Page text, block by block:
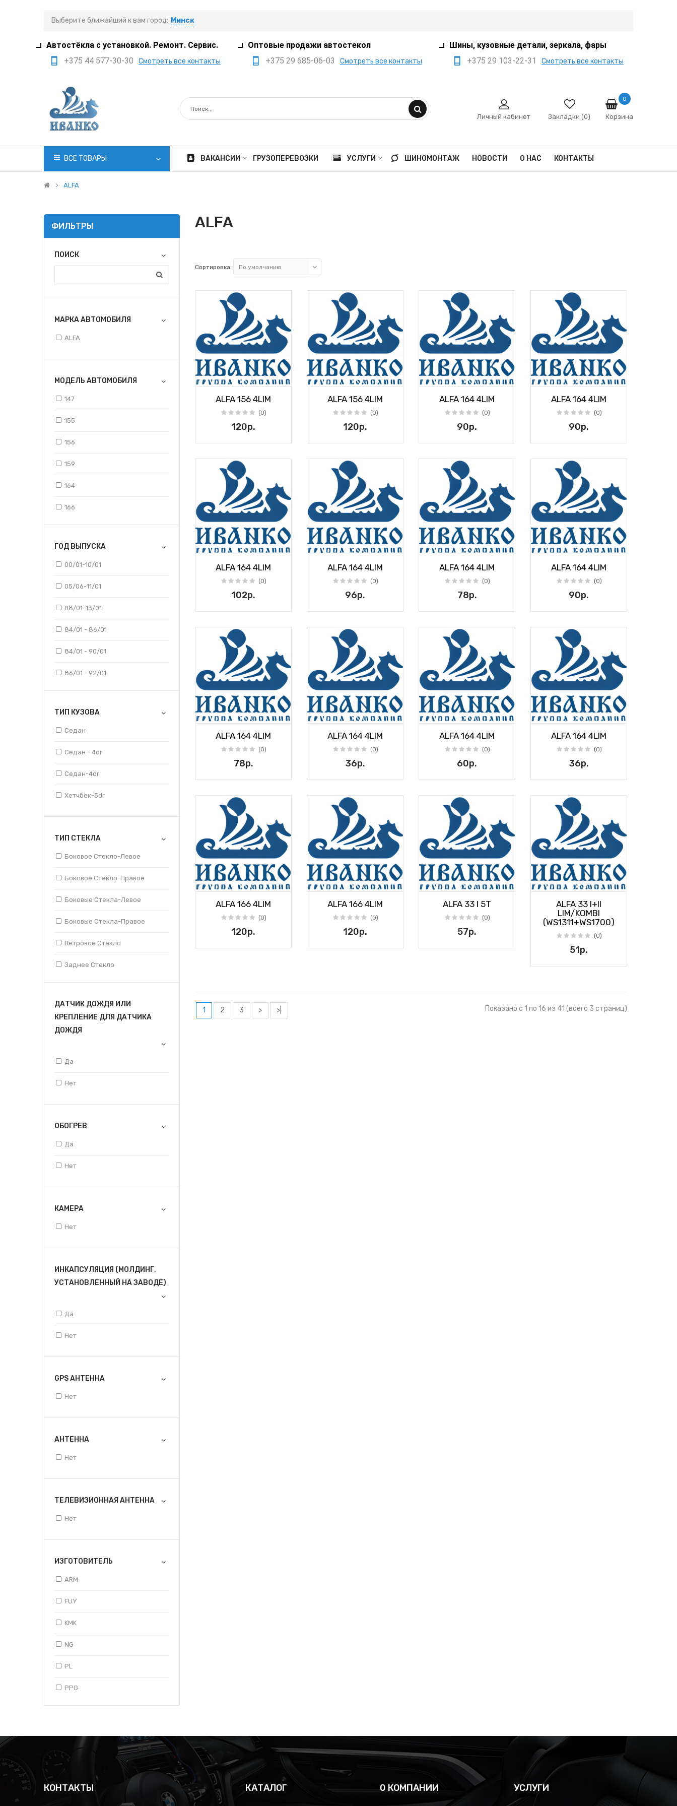
Выберите ближайший к вам город: Минск
Автостёкла с установкой. Ремонт. Сервис.
+375 44 577-30-30
Смотреть все контакты
+375 29 705-41-21
+375 17 397-05-85
office@ivanko.by
Минск, переулок
Промышленный,8/5
Вс. 8:30 - 18:00
Оптовые продажи автостекол
+375 29 685-06-03
Смотреть все контакты
+375 29 385-05-03
+375 29 559-41-21
Минск, переулок
Шины, кузовные детали, зеркала, фары
+375 29 103-22-31
Смотреть все контакты
+375 29 666-12-68
sale@ivanko.by
Промышленный,8/5
Личный кабинет Закладки (0) Корзина
0
ВСЕ ТОВАРЫ ВАКАНСИИ ГРУЗОПЕРЕВОЗКИ УСЛУГИ ШИНОМОНТАЖ НОВОСТИ О НАС КОНТАКТЫ
ALFA
ФИЛЬТРЫ
ПОИСК
МАРКА АВТОМОБИЛЯ
ALFA
МОДЕЛЬ АВТОМОБИЛЯ
147
155
156
159
164
166
MITO
ГОД ВЫПУСКА
00/01-10/01
05/06-11/01
08/01-13/01
84/01 - 86/01
84/01 - 90/01
86/01 - 92/01
88/01 - 98/01
ТИП КУЗОВА
Седан
Седан - 4dr
Седан-4dr
Хетчбек-5dr
ТИП СТЕКЛА
Боковое Стекло-Левое
Боковое Стекло-Правое
Боковые Стекла-Левое
Боковые Стекла-Правое
Ветровое Стекло
Заднее Стекло
ДАТЧИК ДОЖДЯ ИЛИ
КРЕПЛЕНИЕ ДЛЯ ДАТЧИКА
ДОЖДЯ
Да
Нет
ОБОГРЕВ
Да
Нет
КАМЕРА
Нет
ИНКАПСУЛЯЦИЯ (МОЛДИНГ,
УСТАНОВЛЕННЫЙ НА ЗАВОДЕ)
Да
Нет
GPS АНТЕННА
Нет
АНТЕННА
Нет
ТЕЛЕВИЗИОННАЯ АНТЕННА
Нет
ИЗГОТОВИТЕЛЬ
ARM
FUY
KMK
NG
PL
PPG
TAMGLASS
ALFA
Сортировка:
ALFA 156 4LIM
(0)
120р.
ALFA 156 4LIM
(0)
120р.
ALFA 164 4LIM
(0)
90р.
ALFA 164 4LIM
(0)
90р.
ALFA 164 4LIM
(0)
102р.
ALFA 164 4LIM
(0)
96р.
ALFA 164 4LIM
(0)
78р.
ALFA 164 4LIM
(0)
90р.
ALFA 164 4LIM
(0)
78р.
ALFA 164 4LIM
(0)
36р.
ALFA 164 4LIM
(0)
60р.
ALFA 164 4LIM
(0)
36р.
ALFA 166 4LIM
(0)
120р.
ALFA 166 4LIM
(0)
120р.
ALFA 33 I 5Т
(0)
57р.
ALFA 33 I+II
LIM/KOMBI
(WS1311+WS1700)
(0)
51р.
1 2 3 > >| Показано с 1 по 16 из 41 (всего 3 страниц)
КОНТАКТЫ КАТАЛОГ 0 КОМПАНИИ УСЛУГИ